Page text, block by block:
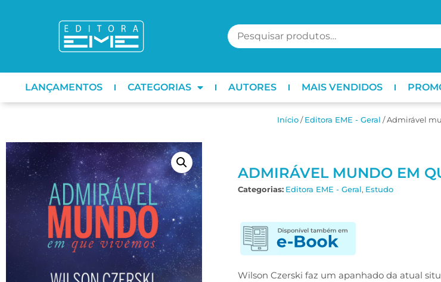
LANÇAMENTOS CATEGORIAS AUTORES MAIS VENDIDOS
Início/Editora EME - Geral / Admirável
ADMIRÁVEL MUNDO EM
Categorias: Editora EME - Geral, Estudo
Wilson Czerski faz um apanhado da atual